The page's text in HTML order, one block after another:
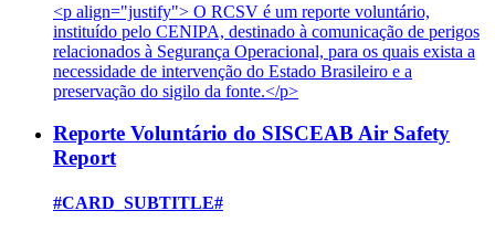
<p align="justify"> O RCSV é um reporte voluntário,
instituído pelo CENIPA, destinado à comunicação de perigos
relacionados à Segurança Operacional, para os quais exista a
necessidade de intervenção do Estado Brasileiro e a
preservação do sigilo da fonte.</p>
Reporte Voluntário do SISCEAB Air Safety
Report
#CARD_SUBTITLE#